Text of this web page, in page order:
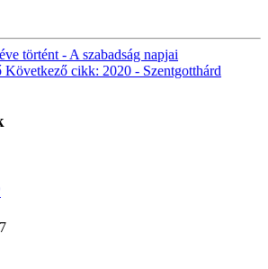
történt - A szabadság napjai
Következő cikk: 2020 - Szentgotthárd